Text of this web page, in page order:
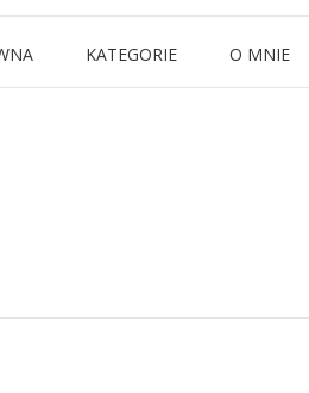
KATEGORIE O MNIE